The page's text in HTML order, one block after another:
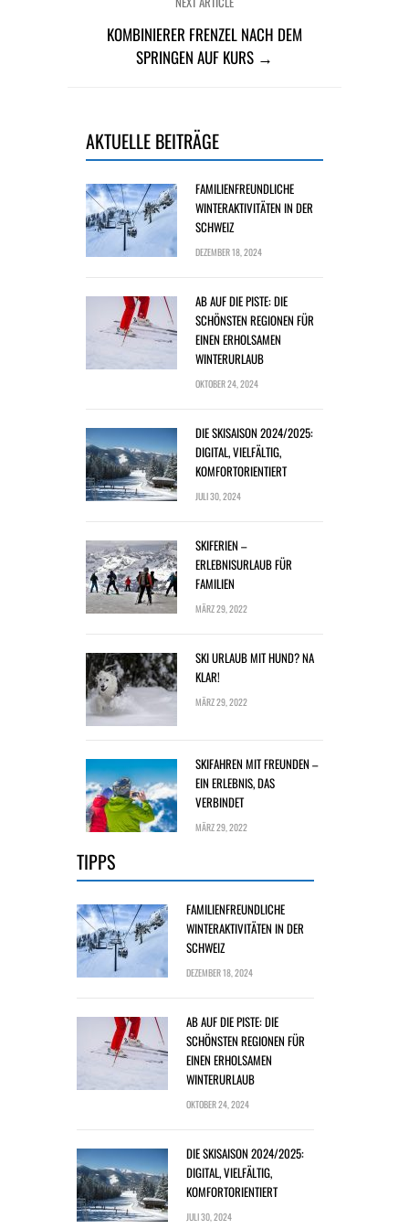
KOMBINIERER FRENZEL NACH DEM
SPRINGEN AUF KURS →
AKTUELLE BEITRÄGE
FAMILIENFREUNDLICHE
WINTERAKTIVITÄTEN IN DER
SCHWEIZ
DEZEMBER 18, 2024
AB AUF DIE PISTE: DIE
SCHÖNSTEN REGIONEN FÜR
EINEN ERHOLSAMEN
WINTERURLAUB
OKTOBER 24, 2024
DIE SKISAISON 2024/2025:
DIGITAL, VIELFÄLTIG,
KOMFORTORIENTIERT
JULI 30, 2024
SKIFERIEN –
ERLEBNISURLAUB FÜR
FAMILIEN
MÄRZ 29, 2022
SKI URLAUB MIT HUND? NA
KLAR!
MÄRZ 29, 2022
SKIFAHREN MIT FREUNDEN –
EIN ERLEBNIS, DAS
VERBINDET
MÄRZ 29, 2022
TIPPS
FAMILIENFREUNDLICHE
WINTERAKTIVITÄTEN IN DER
SCHWEIZ
DEZEMBER 18, 2024
AB AUF DIE PISTE: DIE
SCHÖNSTEN REGIONEN FÜR
EINEN ERHOLSAMEN
WINTERURLAUB
OKTOBER 24, 2024
DIE SKISAISON 2024/2025:
DIGITAL, VIELFÄLTIG,
KOMFORTORIENTIERT
JULI 30, 2024